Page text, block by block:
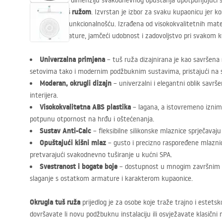
okruglom tuš ružom. Izvrstan je izbor za svaku kupaonicu jer
pouzdanom funkcionalnošću. Izrađena od visokokvalitetnih
element armature, jamčeći udobnost i zadovoljstvo pri svakom
Univerzalna primjena – tuš ruža dizajnirana je kao
setovima tako i modernim podžbuknim sustavima, pristajući
Moderan, okrugli dizajn – univerzalni i elegantni oblik
interijera.
Visokokvalitetna ABS plastika – lagana, a istovremeno
potpunu otpornost na hrđu i oštećenanja.
Sustav Anti-Calc – fleksibilne silikonske mlaznice
Opuštajući kišni mlaz – gusto i precizno raspoređene
pretvarajući svakodnevno tuširanje u kućni SPA.
Svestranost i bogate boje – dostupnost u mnogim završnim
slaganje s ostatkom armature i karakterom kupaonice.
Okrugla tuš ruža prijedlog je za osobe koje traže trajno i
dovršavate li novu podžbuknu instalaciju ili osvježavate klasični